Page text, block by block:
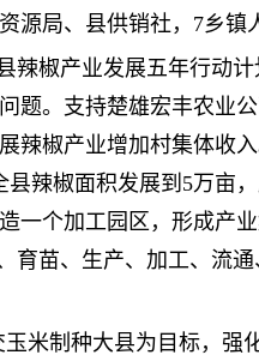
源局、县供销社，7乡镇
辣椒产业发展五年行动
题。支持楚雄宏丰农业
辣椒产业增加村集体收
辣椒面积发展到5万亩
一个加工园区，形成产
育苗、生产、加工、流
米制种大县为目标，